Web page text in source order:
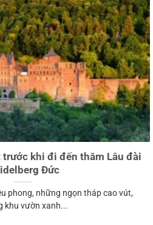
khi đi đến thăm Lâu đài
Đức
phong, những ngọn tháp cao vút,
khu vườn xanh...